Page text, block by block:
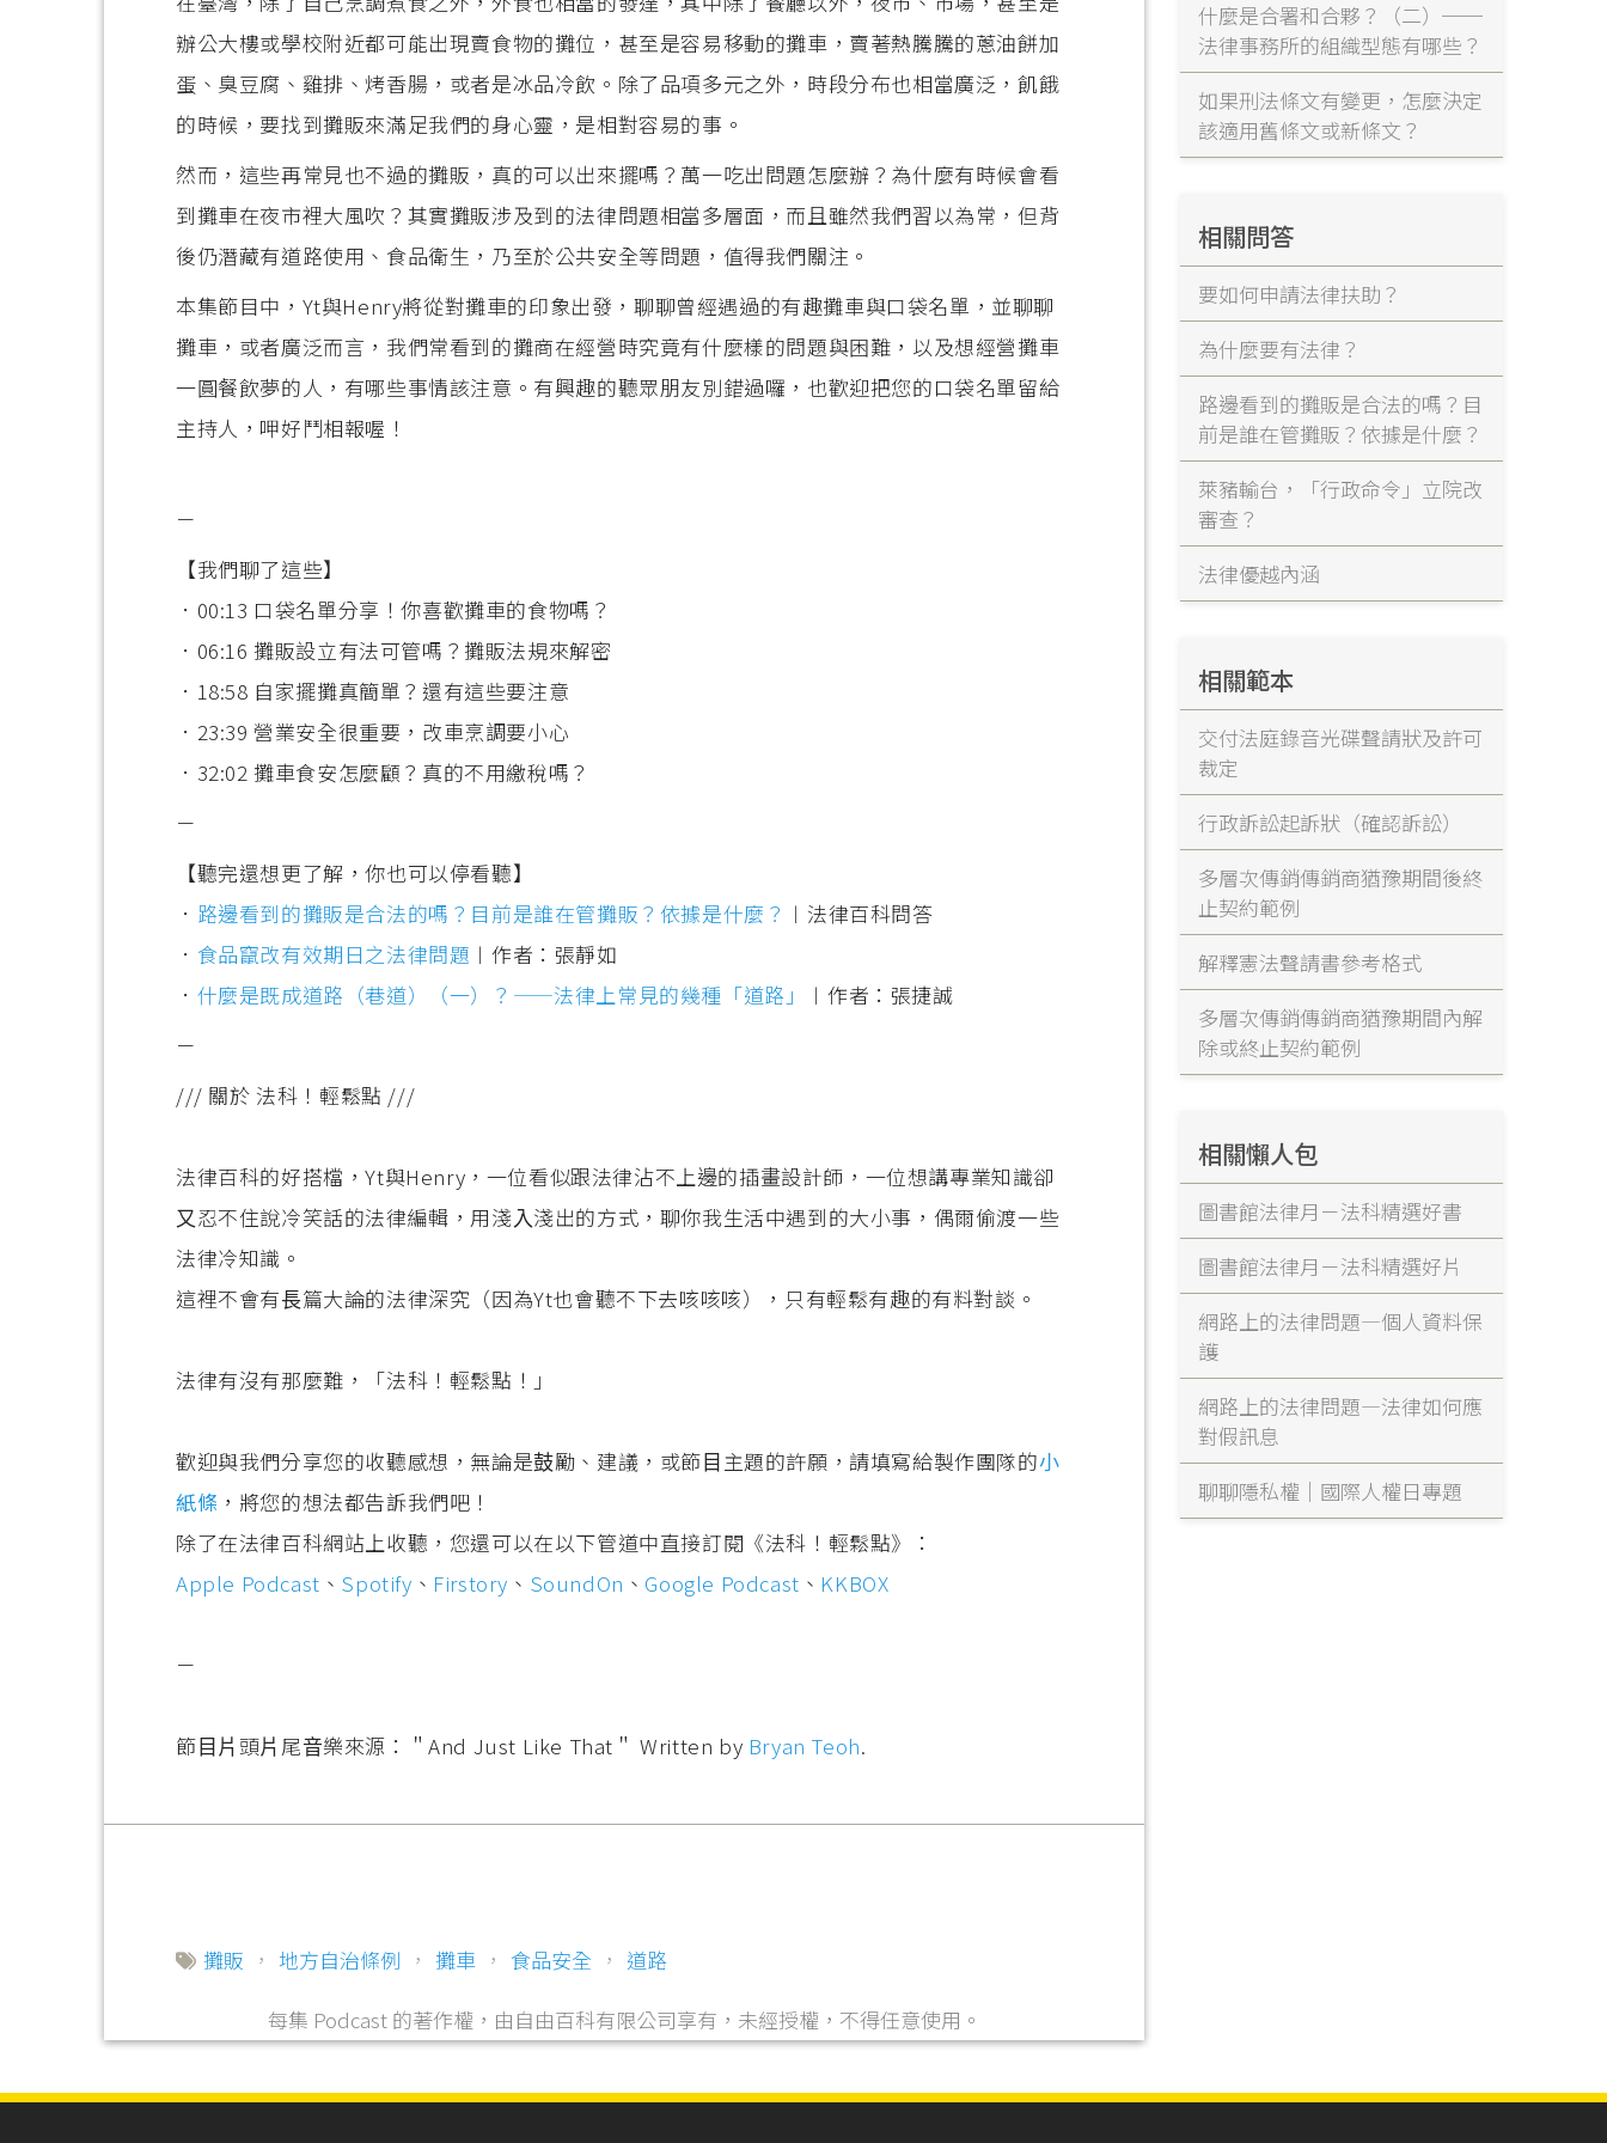
辦公大樓或學校附近都可能出現賣食物的攤位，甚至是容易移動的攤車，賣著熱騰騰的蔥油餅加
蛋、臭豆腐、雞排、烤香腸，或者是冰品冷飲。除了品項多元之外，時段分布也相當廣泛，飢餓
的時候，要找到攤販來滿足我們的身心靈，是相對容易的事。
然而，這些再常見也不過的攤販，真的可以出來擺嗎？萬一吃出問題怎麼辦？為什麼有時候會看
到攤車在夜市裡大風吹？其實攤販涉及到的法律問題相當多層面，而且雖然我們習以為常，但背
後仍潛藏有道路使用、食品衛生，乃至於公共安全等問題，值得我們關注。
本集節目中，Yt與Henry將從對攤車的印象出發，聊聊曾經遇過的有趣攤車與口袋名單，並聊聊
攤車，或者廣泛而言，我們常看到的攤商在經營時究竟有什麼樣的問題與困難，以及想經營攤車
一圓餐飲夢的人，有哪些事情該注意。有興趣的聽眾朋友別錯過囉，也歡迎把您的口袋名單留給
主持人，呷好鬥相報喔！
－
【我們聊了這些】
．00:13 口袋名單分享！你喜歡攤車的食物嗎？
．06:16 攤販設立有法可管嗎？攤販法規來解密
．18:58 自家擺攤真簡單？還有這些要注意
．23:39 營業安全很重要，改車烹調要小心
．32:02 攤車食安怎麼顧？真的不用繳稅嗎？
－
【聽完還想更了解，你也可以停看聽】
． 路邊看到的攤販是合法的嗎？目前是誰在管攤販？依據是什麼？ ︱法律百科問答
． 食品竄改有效期日之法律問題 ︱作者：張靜如
． 什麼是既成道路（巷道）（一）？——法律上常見的幾種「道路」
︱作者：張捷誠
－
/// 關於 法科！輕鬆點 ///
法律百科的好搭檔，Yt與Henry，⼀位看似跟法律沾不上邊的插畫設計師，⼀位想講專業知識卻
⼜忍不住說冷笑話的法律編輯，⽤淺⼊淺出的⽅式，聊你我⽣活中遇到的⼤⼩事，偶爾偷渡⼀些
法律冷知識。
這裡不會有⻑篇⼤論的法律深究（因為Yt也會聽不下去咳咳咳），只有輕鬆有趣的有料對談。
法律有沒有那麼難，「法科！輕鬆點！」
歡迎與我們分享您的收聽感想，無論是⿎勵、建議，或節⽬主題的許願，請填寫給製作團隊的⼩
紙條 ，將您的想法都告訴我們吧！
除了在法律百科網站上收聽，您還可以在以下管道中直接訂閱《法科！輕鬆點》：
Apple Podcast 、 Spotify 、 Firstory 、 SoundOn 、 Google Podcast 、 KKBOX
－
節⽬⽚頭⽚尾⾳樂來源：＂And Just Like That＂ Written by Bryan Teoh.
攤販 ， 地方自治條例 ， 攤車 ， 食品安全 ， 道路
每集 Podcast 的著作權，由自由百科有限公司享有，未經授權，不得任意使用。
什麼是合署和合夥？（二）──
法律事務所的組織型態有哪些？
如果刑法條文有變更，怎麼決定
該適用舊條文或新條文？
相關問答
要如何申請法律扶助？
為什麼要有法律？
路邊看到的攤販是合法的嗎？目
前是誰在管攤販？依據是什麼？
萊豬輸台，「行政命令」立院改
審查？
法律優越內涵
相關範本
交付法庭錄音光碟聲請狀及許可
裁定
行政訴訟起訴狀（確認訴訟）
多層次傳銷傳銷商猶豫期間後終
止契約範例
解釋憲法聲請書參考格式
多層次傳銷傳銷商猶豫期間內解
除或終止契約範例
相關懶人包
圖書館法律月－法科精選好書
圖書館法律月－法科精選好片
網路上的法律問題—個人資料保
護
網路上的法律問題—法律如何應
對假訊息
聊聊隱私權｜國際人權日專題